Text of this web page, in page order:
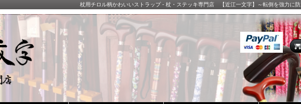
杖用チロル柄かわいいストラップ - 杖・ステッキ専門店 【近江一文字】～転倒を強力に